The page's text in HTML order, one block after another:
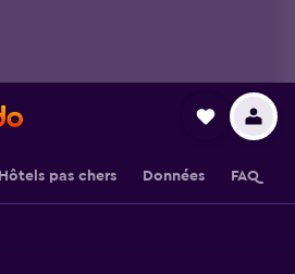
Hôtels pas chers Données FAQ